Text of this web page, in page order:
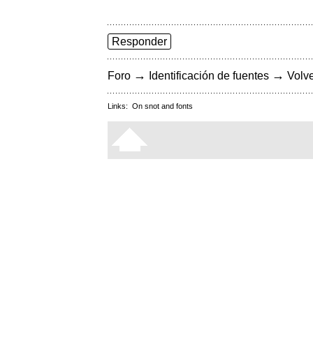
Responder
Foro → Identificación de fuentes →
Links: On snot and fonts